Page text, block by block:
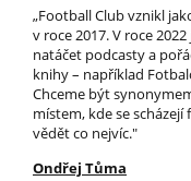
„Football Club vznikl
v roce 2017. V roce
natáčet podcasty a
knihy – například
Chceme být
místem, kde se
vědět co nejvíc."
Ondřej Tůma